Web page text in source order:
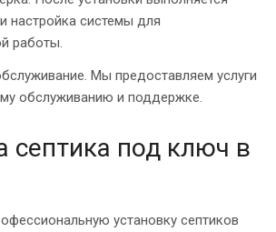
настройка системы для
работы.
Мы предоставляем услуги
обслуживанию и поддержке.
септика под ключ в
установку септиков